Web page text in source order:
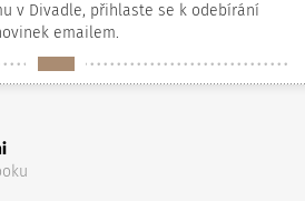
v Divadle, přihlaste se k odebírání
emailem.